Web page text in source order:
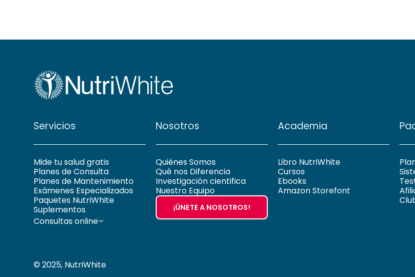
Servicios
Mide tu salud gratis
Planes de Consulta
Planes de Mantenimiento
Exámenes Especializados
Paquetes NutriWhite
Suplementos
Consultas online
Nosotros
Quiénes Somos
Qué nos Diferencia
Investigación cientifica
Nuestro Equipo
¡ÚNETE A NOSOTROS!
Academia
Libro NutriWhite
Cursos
Ebooks
Amazon Storefont
© 2025, NutriWhite